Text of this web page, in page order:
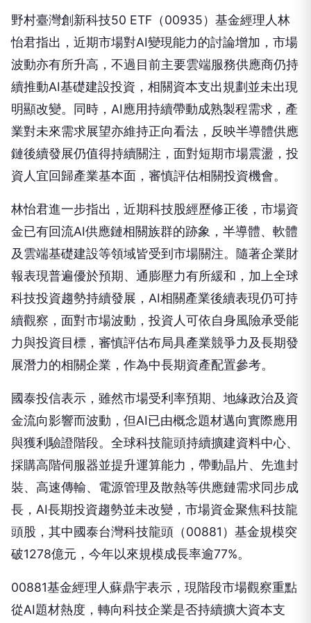
怡君指出，近期市場對AI變現能力的討論增加，市場
波動亦有所升高，不過目前主要雲端服務供應商仍持
續推動AI基礎建設投資，相關資本支出規劃並未出現
明顯改變。同時，AI應用持續帶動成熟製程需求，產
業對未來需求展望亦維持正向看法，反映半導體供應
鏈後續發展仍值得持續關注，面對短期市場震盪，投
資人宜回歸產業基本面，審慎評估相關投資機會。
林怡君進一步指出，近期科技股經歷修正後，市場資
金已有回流AI供應鏈相關族群的跡象，半導體、軟體
及雲端基礎建設等領域皆受到市場關注。隨著企業財
報表現普遍優於預期、通膨壓力有所緩和，加上全球
科技投資趨勢持續發展，AI相關產業後續表現仍可持
續觀察，面對市場波動，投資人可依自身風險承受能
力與投資目標，審慎評估布局具產業競爭力及長期發
展潛力的相關企業，作為中長期資產配置參考。
國泰投信表示，雖然市場受利率預期、地緣政治及資
金流向影響而波動，但AI已由概念題材邁向實際應用
與獲利驗證階段。全球科技龍頭持續擴建資料中心、
採購高階伺服器並提升運算能力，帶動晶片、先進封
裝、高速傳輸、電源管理及散熱等供應鏈需求同步成
長，AI長期投資趨勢並未改變，市場資金聚焦科技龍
頭股，其中國泰台灣科技龍頭（00881）基金規模突
破1278億元，今年以來規模成長率逾77%。
00881基金經理人蘇鼎宇表示，現階段市場觀察重點
從AI題材熱度，轉向科技企業是否持續擴大資本支
出。從國際科技產業發展可見，各大雲端服務業者仍